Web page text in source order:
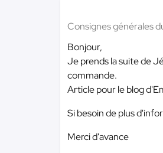
Consignes générales
Bonjour,
Je prends la suite de
commande.
Article pour le blog
Si besoin de plus
Merci d'avance